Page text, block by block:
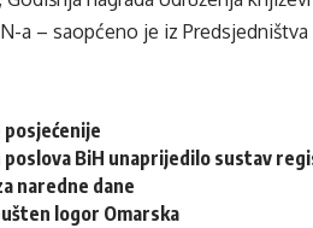
a – saopćeno je iz Predsjedništva
BiH unaprijedilo sustav
naredne dane
logor Omarska